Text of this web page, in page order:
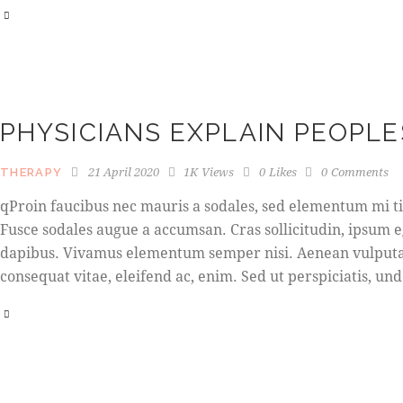
PHYSICIANS EXPLAIN
THERAPY 21 April 2020 1K Views 0 Likes 0 Comments
qProin faucibus nec mauris a sodales, sed elementum
Fusce sodales augue a accumsan. Cras sollicitudin,
dapibus. Vivamus elementum semper nisi. Aenean
consequat vitae, eleifend ac, enim. Sed ut perspiciatis,